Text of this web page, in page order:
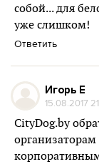
собой... для
уже слишком!
Ответить
Игорь Е
15.08.2017
CityDog.by